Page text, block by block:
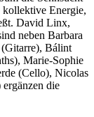
kollektive Energie,
David Linx,
neben Barbara
Bálint
Marie-Sophie
(Cello), Nicolas
die